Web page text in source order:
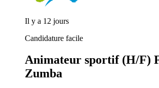
Il y a 12 jours
Candidature facile
Animateur sportif (H/F)
Zumba